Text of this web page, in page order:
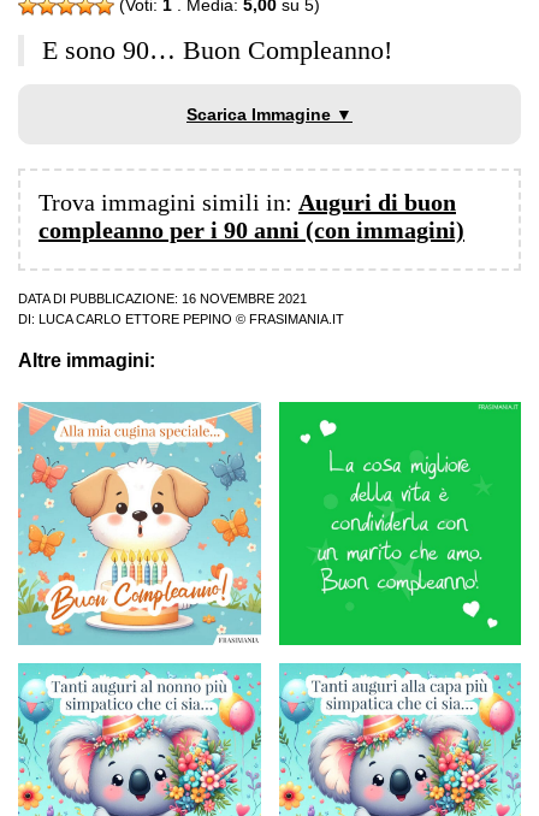
(Voti: 1 . Media: 5,00 su 5)
E sono 90… Buon Compleanno!
Scarica Immagine ▼
Trova immagini simili in: Auguri di buon
compleanno per i 90 anni (con immagini)
DATA DI PUBBLICAZIONE: 16 NOVEMBRE 2021
DI:
LUCA CARLO ETTORE PEPINO © FRASIMANIA.IT
Altre immagini: